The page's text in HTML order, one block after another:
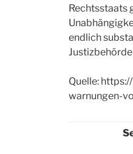
Rechtsstaats
endlich
Quelle:
warnungen-